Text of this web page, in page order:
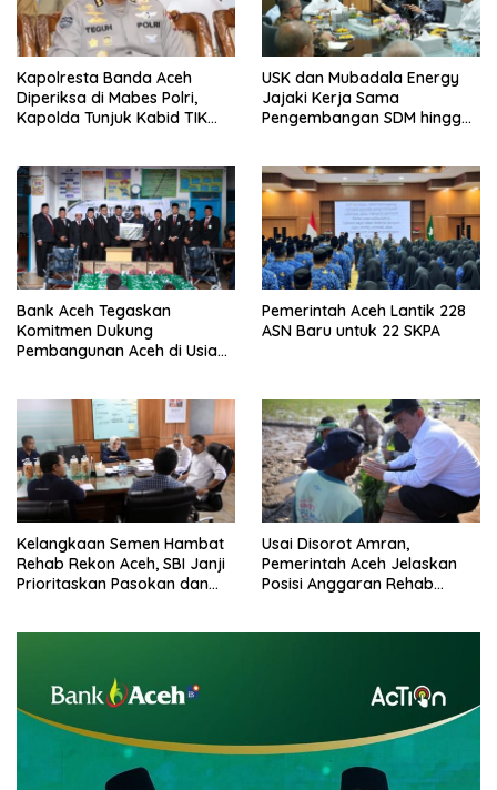
Kapolresta Banda Aceh
Diperiksa di Mabes Polri,
Kapolda Tunjuk Kabid TIK
USK dan Mubadala Energy
Jajaki Kerja Sama
Pengembangan SDM hingga
Bank Aceh Tegaskan
Komitmen Dukung
Pembangunan Aceh di Usia
Pemerintah Aceh Lantik 228
ASN Baru untuk 22 SKPA
Kelangkaan Semen Hambat
Rehab Rekon Aceh, SBI Janji
Prioritaskan Pasokan dan
Usai Disorot Amran,
Pemerintah Aceh Jelaskan
Posisi Anggaran Rehab